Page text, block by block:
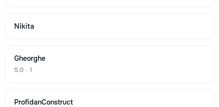
338
1784
Nikita
Gheorghe
5.0 · 1
ProfidanConstruct